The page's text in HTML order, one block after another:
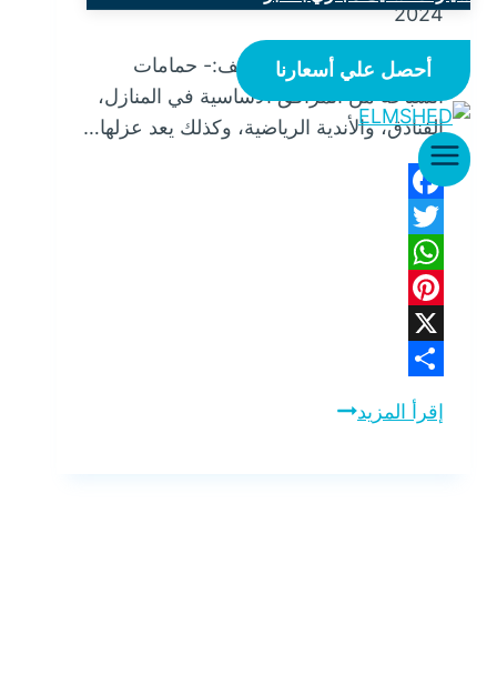
أحصل علي أسعارنا
2024
شركة عزل مسابح بالقطيف:- حمامات
السباحة من المرافق الأساسية في المنازل،
الفنادق، والأندية الرياضية، وكذلك يعد عزلها…
Facebook
Twitter
WhatsApp
Pinterest
X
Share
إقرأ المزيدشركة